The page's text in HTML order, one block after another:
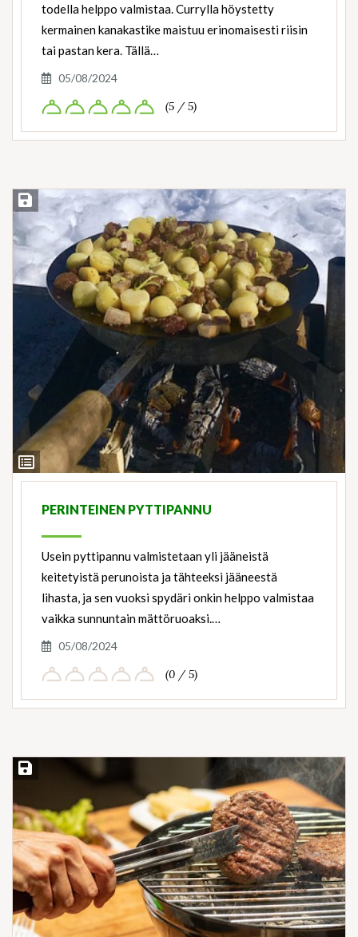
todella helppo valmistaa. Currylla höystetty
kermainen kanakastike maistuu erinomaisesti riisin
tai pastan kera. Tällä…
05/08/2024
(5 / 5)
View
Ingredients
Save Recipe
PERINTEINEN PYTTIPANNU
Usein pyttipannu valmistetaan yli jääneistä
keitetyistä perunoista ja tähteeksi jääneestä
lihasta, ja sen vuoksi spydäri onkin helppo valmistaa
vaikka sunnuntain mättöruoaksi.…
05/08/2024
(0 / 5)
Save Recipe